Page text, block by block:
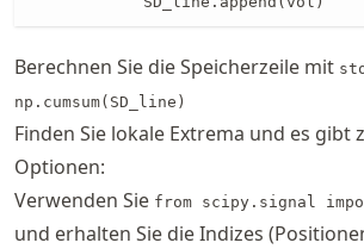
Berechnen Sie die Speicherzeile mit
np.cumsum(SD_line)
Finden Sie lokale Extrema und es gibt
Optionen:
Verwenden Sie from scipy.signal
und erhalten Sie die Indizes